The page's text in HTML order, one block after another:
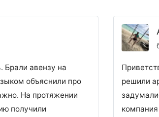
Брали авензу на
объяснили про
На протяжении
получили
решили